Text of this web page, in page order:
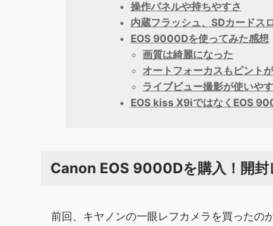
操作パネルや持ちやすさ
内蔵フラッシュ、SDカードス
EOS 9000Dを使ってみた感想
画質は綺麗になった
オートフォーカスもピント
ライブビュー撮影が使いや
EOS kiss X9iではなくEOS
Canon EOS 9000Dを購入！開封
前回、キヤノンの一眼レフカメラを買ったの